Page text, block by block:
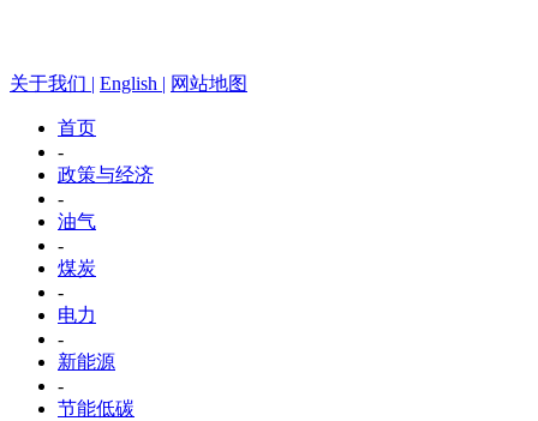
关于我们 | English | 网站地图
首页
-
政策与经济
-
油气
-
煤炭
-
电力
-
新能源
-
节能低碳